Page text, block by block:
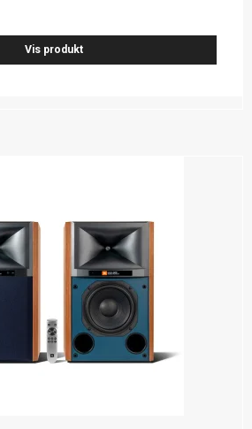
Vis produkt